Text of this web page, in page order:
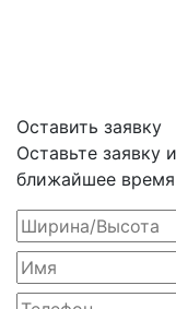
Оставить заявку
Оставьте заявку
ближайшее время